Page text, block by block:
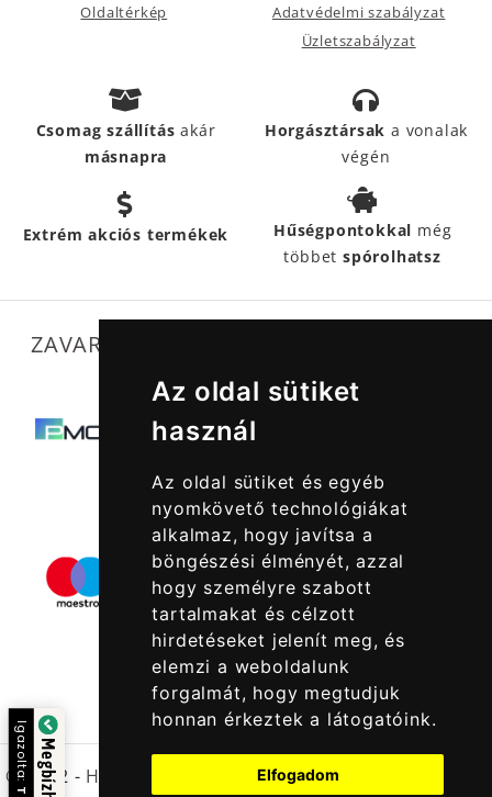
Az oldal sütiket
használ
Az oldal sütiket és egyéb
nyomkövető technológiákat
alkalmaz, hogy javítsa a
böngészési élményét, azzal
hogy személyre szabott
tartalmakat és célzott
hirdetéseket jelenít meg, és
elemzi a weboldalunk
forgalmát, hogy megtudjuk
honnan érkeztek a látogatóink.
Elfogadom
Oldaltérkép
Adatvédelmi szabályzat
Üzletszabályzat
Csomag szállításakár
másnapra
Horgásztársak a vonalak
végén
Extrém akciós termékek Hűségpontokkal még
többetspórolhatsz
ZAVARTALAN MŰKÖDÉSÜNKET SEGÍTIK
© 2022 - Halcatraz Kft.
Igazolta: